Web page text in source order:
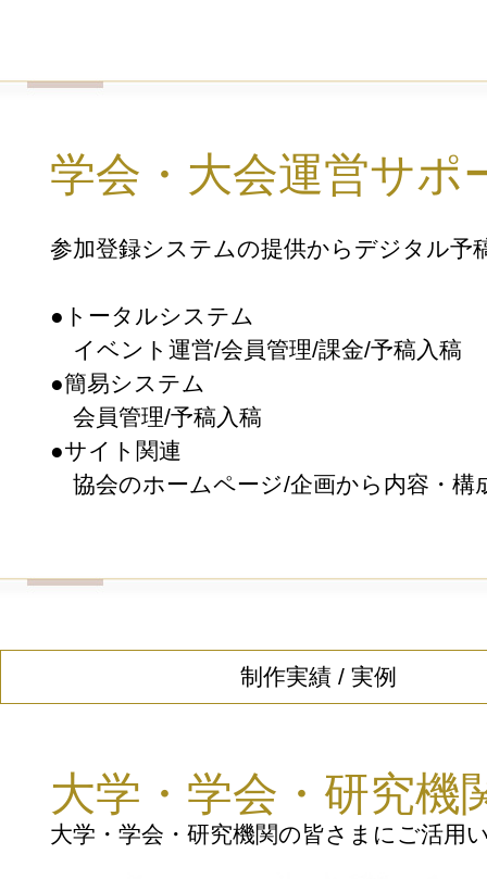
学会・大会運営サポ
参加登録システムの提供からデジタル予
●トータルシステム
イベント運営/会員管理/課金/予稿入稿
●簡易システム
会員管理/予稿入稿
●サイト関連
協会のホームページ/企画から内容・構
制作実績 / 実例
大学・学会・研究機
大学・学会・研究機関の皆さまにご活用